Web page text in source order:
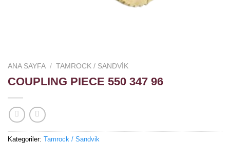
ANA SAYFA / TAMROCK / SANDVIK
COUPLING PIECE 550 347 96
Kategoriler: Tamrock / Sandvik